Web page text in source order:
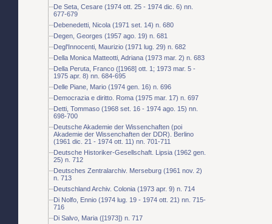
De Seta, Cesare (1974 ott. 25 - 1974 dic. 6) nn.
677-679
Debenedetti, Nicola (1971 set. 14) n. 680
Degen, Georges (1957 ago. 19) n. 681
Degl'Innocenti, Maurizio (1971 lug. 29) n. 682
Della Monica Matteotti, Adriana (1973 mar. 2) n. 683
Della Peruta, Franco ([1968] ott. 1; 1973 mar. 5 -
1975 apr. 8) nn. 684-695
Delle Piane, Mario (1974 gen. 16) n. 696
Democrazia e diritto. Roma (1975 mar. 17) n. 697
Detti, Tommaso (1968 set. 16 - 1974 ago. 15) nn.
698-700
Deutsche Akademie der Wissenchaften (poi
Akademie der Wissenchaften der DDR). Berlino
(1961 dic. 21 - 1974 ott. 11) nn. 701-711
Deutsche Historiker-Gesellschaft. Lipsia (1962 gen.
25) n. 712
Deutsches Zentralarchiv. Merseburg (1961 nov. 2)
n. 713
Deutschland Archiv. Colonia (1973 apr. 9) n. 714
Di Nolfo, Ennio (1974 lug. 19 - 1974 ott. 21) nn. 715-
716
Di Salvo, Maria ([1973]) n. 717